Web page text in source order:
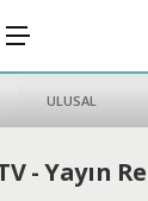
ULUSAL
- Yayın